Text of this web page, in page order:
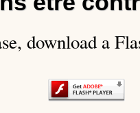
download a